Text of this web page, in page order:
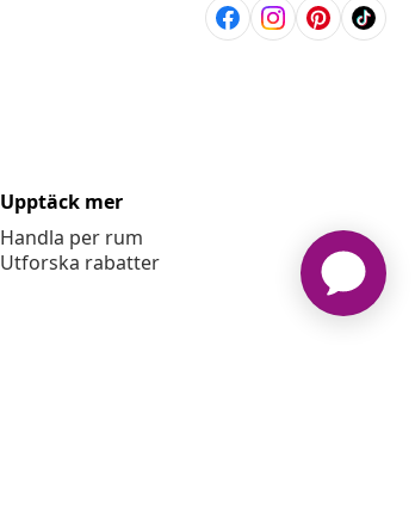
Upptäck mer
Handla per rum
Utforska rabatter